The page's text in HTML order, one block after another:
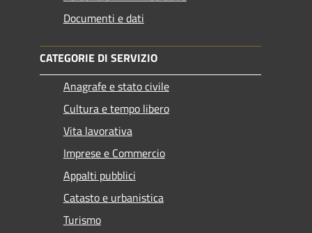
Documenti e dati
CATEGORIE DI SERVIZIO
Anagrafe e stato civile
Cultura e tempo libero
Vita lavorativa
Imprese e Commercio
Appalti pubblici
Catasto e urbanistica
Turismo